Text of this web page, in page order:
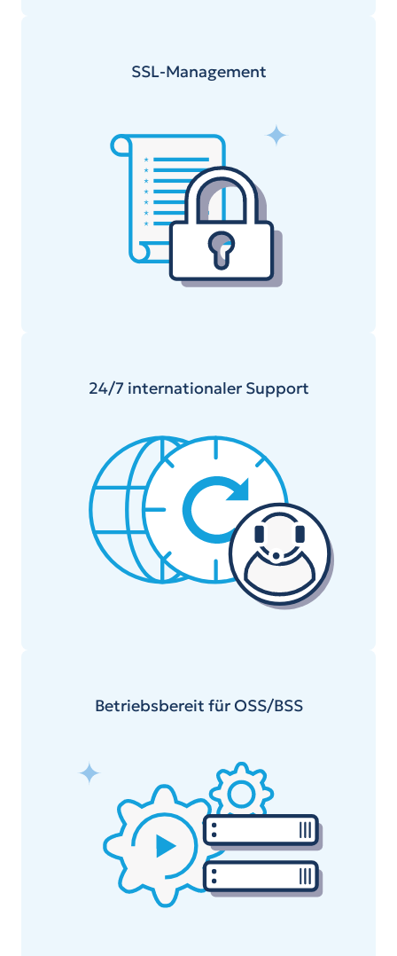
SSL-Management
24/7 internationaler Support
Betriebsbereit für OSS/BSS